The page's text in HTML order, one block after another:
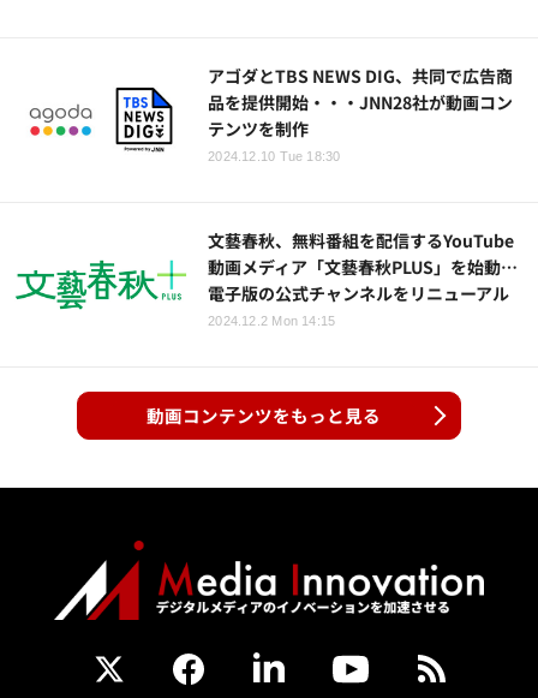
アゴダとTBS NEWS DIG、共同で広告商
品を提供開始・・・JNN28社が動画コン
テンツを制作
2024.12.10 Tue 18:30
文藝春秋、無料番組を配信するYouTube
動画メディア「文藝春秋PLUS」を始動…
電子版の公式チャンネルをリニューアル
2024.12.2 Mon 14:15
動画コンテンツをもっと見る